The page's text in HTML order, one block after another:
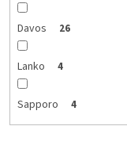
Davos 26
Lanko 4
Sapporo 4